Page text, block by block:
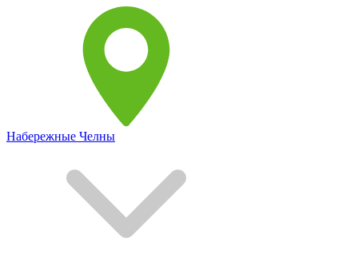
Набережные Челны